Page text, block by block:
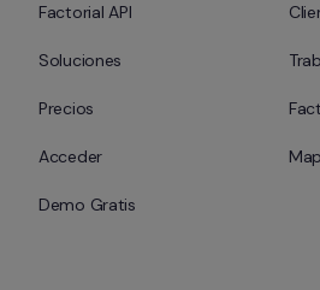
Factorial API
Soluciones
Precios
Acceder
Demo Gratis